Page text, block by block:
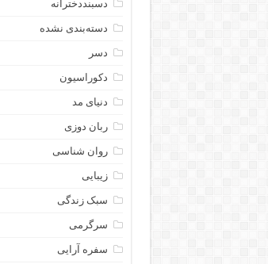
دسبنددخترانه
دسته‌بندی نشده
دسر
دکوراسیون
دنیای مد
ربان دوزی
روان شناسی
زیبایی
سبک زندگی
سرگرمی
سفره آرایی